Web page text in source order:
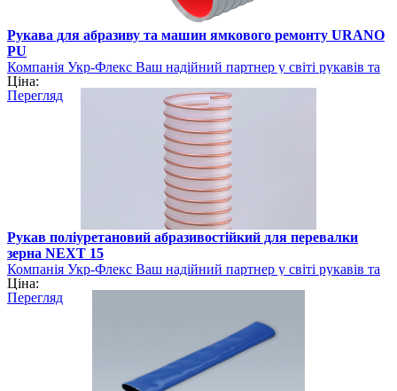
Рукава для абразиву та машин ямкового ремонту URANO
PU
Компанія Укр-Флекс Ваш надійний партнер у світі рукавів та
шлангів
Ціна:
Перегляд
Рукав поліуретановий абразивостійкий для перевалки
зерна NEXT 15
Компанія Укр-Флекс Ваш надійний партнер у світі рукавів та
шлангів
Ціна:
Перегляд